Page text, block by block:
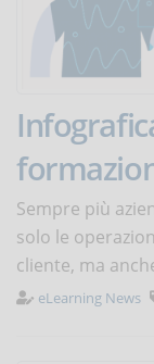
Sempre più
solo le
cliente, ma
eLearning News